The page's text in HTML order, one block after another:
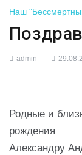
Наш
admin
Родные и
рождения
Александру